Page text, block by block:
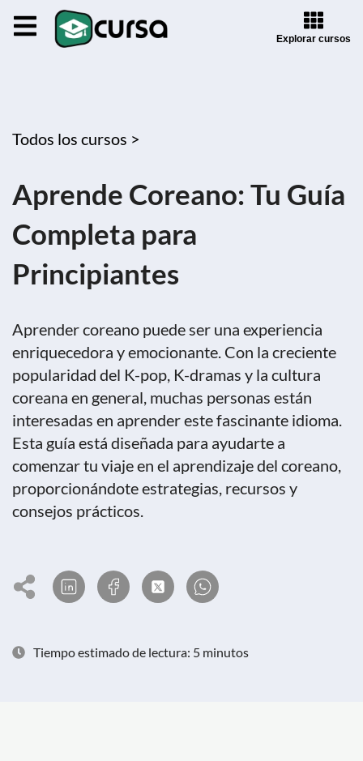
Explorar cursos
Todos los cursos >
Aprende Coreano: Tu Guía
Completa para
Principiantes
Aprender coreano puede ser una experiencia
enriquecedora y emocionante. Con la creciente
popularidad del K-pop, K-dramas y la cultura
coreana en general, muchas personas están
interesadas en aprender este fascinante idioma.
Esta guía está diseñada para ayudarte a
comenzar tu viaje en el aprendizaje del coreano,
proporcionándote estrategias, recursos y
consejos prácticos.
Tiempo estimado de lectura: 5 minutos